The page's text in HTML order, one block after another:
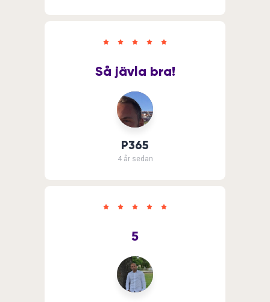
P365
4 år sedan
Så jävla bra!
5